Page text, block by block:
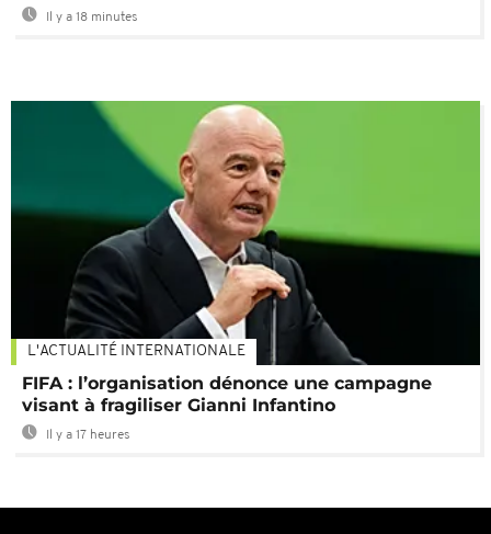
Il y a 18 minutes
L'ACTUALITÉ INTERNATIONALE
FIFA : l’organisation dénonce une campagne
visant à fragiliser Gianni Infantino
Il y a 17 heures